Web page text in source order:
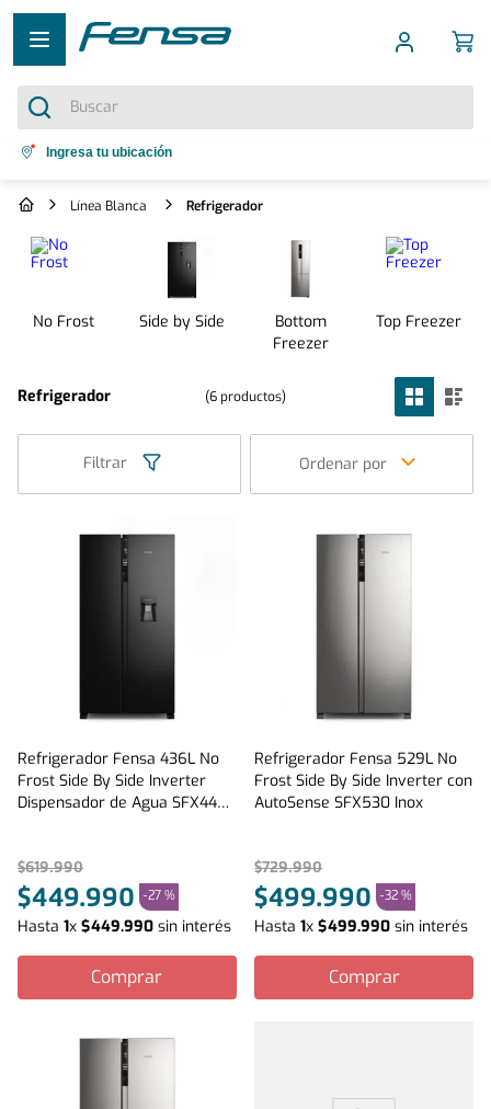
Buscar
Términos más buscados
3. bottom freezer
refrigerador no frost
Ingresa tu ubicación
Línea Blanca Refrigerador
No Frost Side by Side
Bottom
Freezer
Top Freezer
Refrigerador 6productos
Filtrar Ordenar por
Refrigerador Fensa 436L No
Frost Side By Side Inverter
Dispensador de Agua SFX440B
$619.990
$449.990 -27 %
Hasta 1x $449.990 sin interés
Comprar
Refrigerador Fensa 529L No
Frost Side By Side Inverter con
AutoSense SFX530 Inox
$729.990
$499.990 -32 %
Hasta1x$499.990 sin interés
Comprar